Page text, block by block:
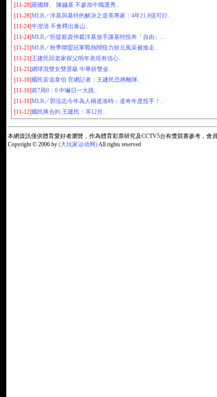
[11-28]羅國輝、 陳鏞基 不參加中職選秀..
[11-28]MLB／洋基與基特的解決之道美專家：4年21.8億可行..
[11-24]牛澄清 不會釋出泰山..
[11-24]MLB／拒提薪資仲裁洋基放手讓基特投奔「自由」..
[11-21]MLB／秋季聯盟冠軍戰熱鬧怪力狀元風采被搶走..
[11-21]王建民回老家探父明年表現有信心..
[11-21]網球混雙女雙晉級 中華拚雙金..
[11-16] 國民若追韋伯 官網記者：王建民恐將離隊..
[11-16]前7局0：0 中嚇日一大跳..
[11-16]MLB／郭泓志今年為人稱道洛時：道奇年度投手！..
[11-12] 國民隊合約 王建民：等12月..
本網資訊僅供體育愛好者瀏覽，作為體育彩票研究及CCTV5台有獎競賽參考，
Copyright © 2006 by (大玩家运动网)All rights reserved